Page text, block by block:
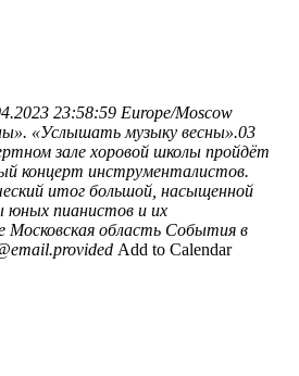
23:58:59 Europe/Moscow
«Услышать музыку весны».03
зале хоровой школы пройдёт
концерт инструменталистов.
итог большой, насыщенной
юных пианистов и их
Московская область События в
Add to Calendar